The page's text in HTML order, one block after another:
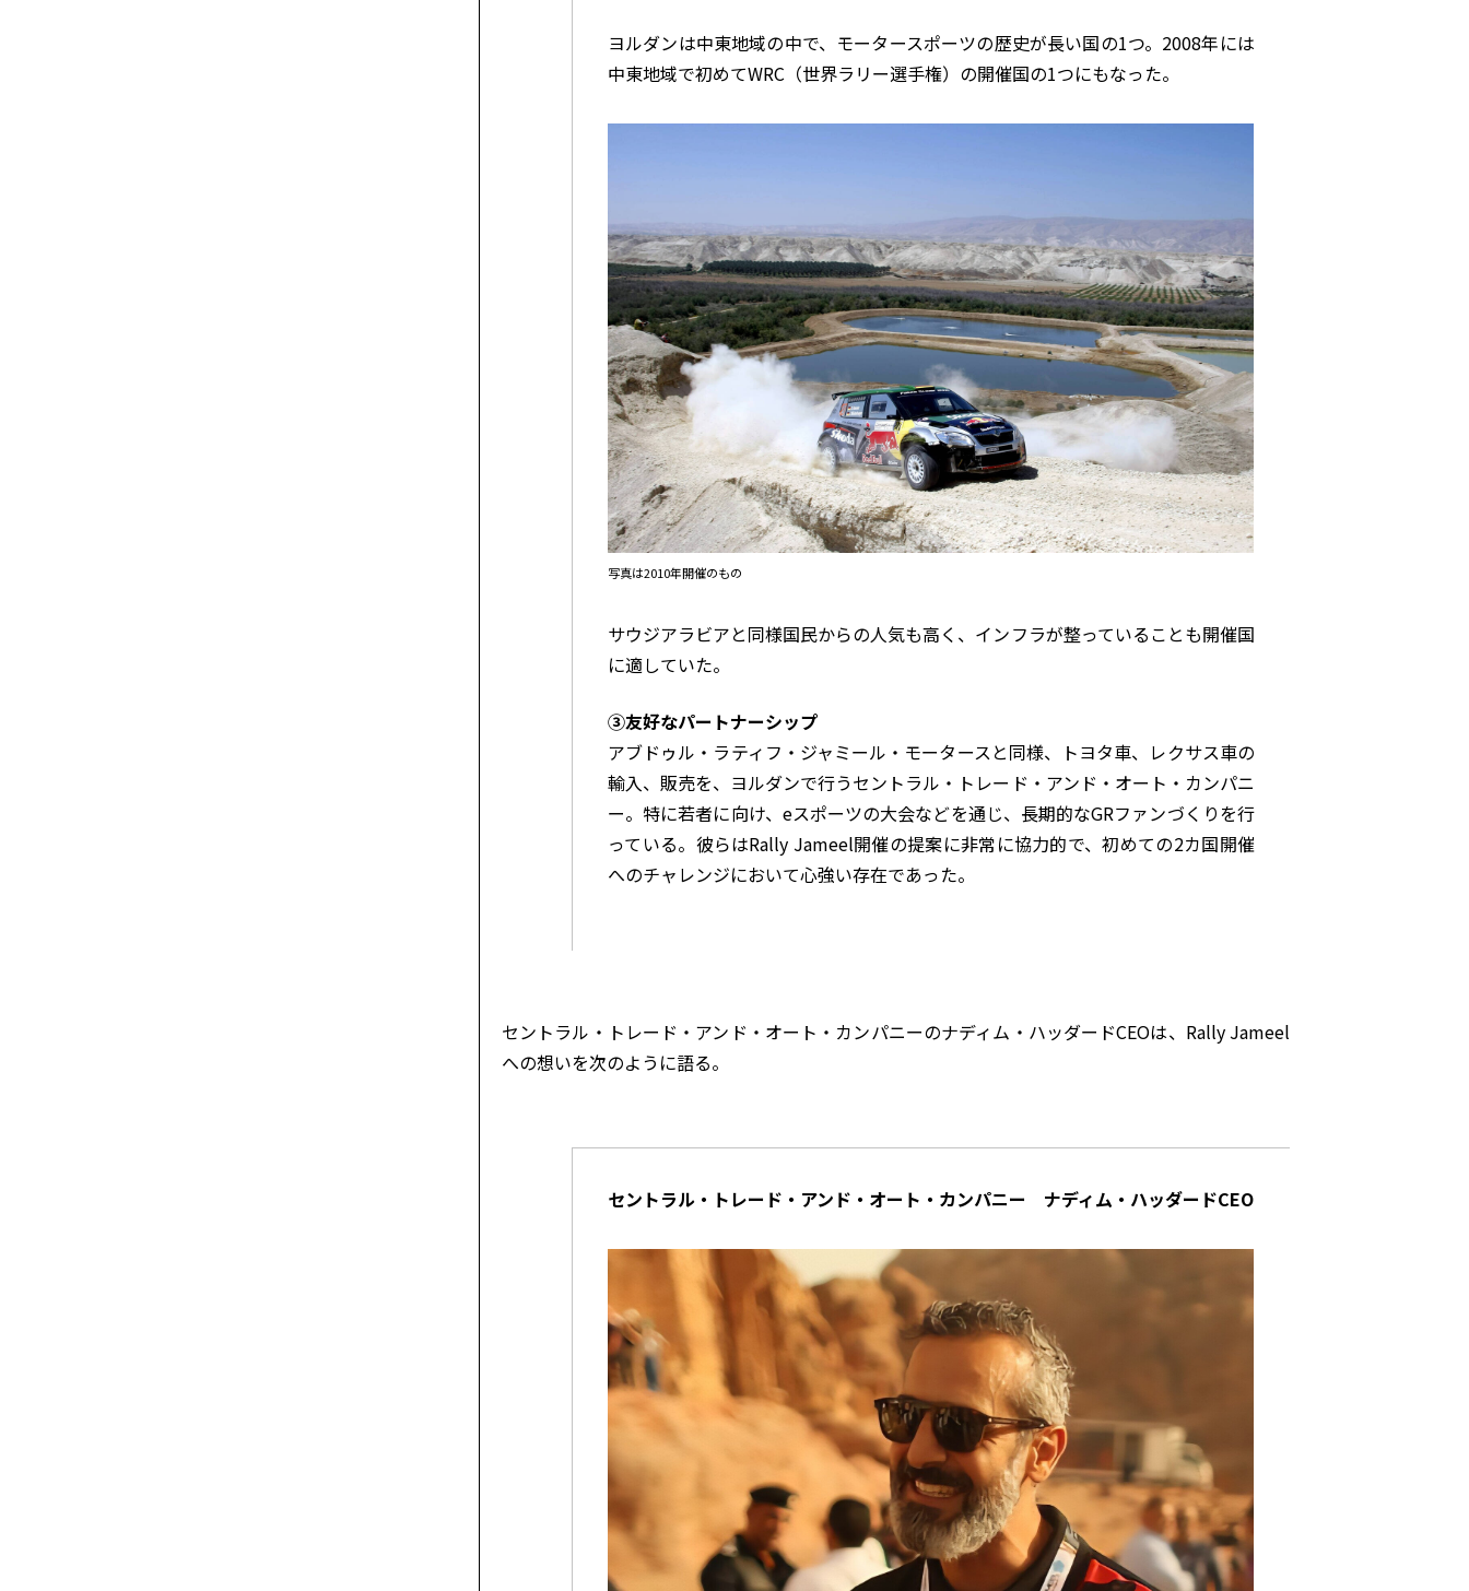
ヨルダンは中東地域の中で、モータースポーツの歴史が長い国の1つ。2008年には
中東地域で初めてWRC（世界ラリー選手権）の開催国の1つにもなった。
写真は2010年開催のもの
サウジアラビアと同様国民からの人気も高く、インフラが整っていることも開催国
に適していた。
③友好なパートナーシップ
アブドゥル・ラティフ・ジャミール・モータースと同様、トヨタ車、レクサス車の
輸入、販売を、ヨルダンで行うセントラル・トレード・アンド・オート・カンパニ
ー。特に若者に向け、eスポーツの大会などを通じ、長期的なGRファンづくりを行
っている。彼らはRally Jameel開催の提案に非常に協力的で、初めての2カ国開催
へのチャレンジにおいて心強い存在であった。
セントラル・トレード・アンド・オート・カンパニーのナディム・ハッダードCEOは、Rally Jameel
への想いを次のように語る。
セントラル・トレード・アンド・オート・カンパニー ナディム・ハッダードCEO